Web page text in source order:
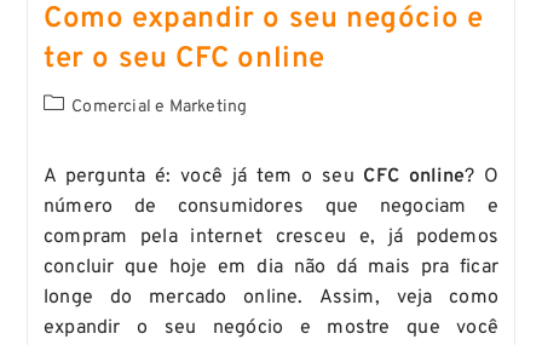
Como expandir o seu negócio e
ter o seu CFC online
Comercial e Marketing
A pergunta é: você já tem o seu CFC online? O
número de consumidores que negociam e
compram pela internet cresceu e, já podemos
concluir que hoje em dia não dá mais pra ficar
longe do mercado online. Assim, veja como
expandir o seu negócio e mostre que você